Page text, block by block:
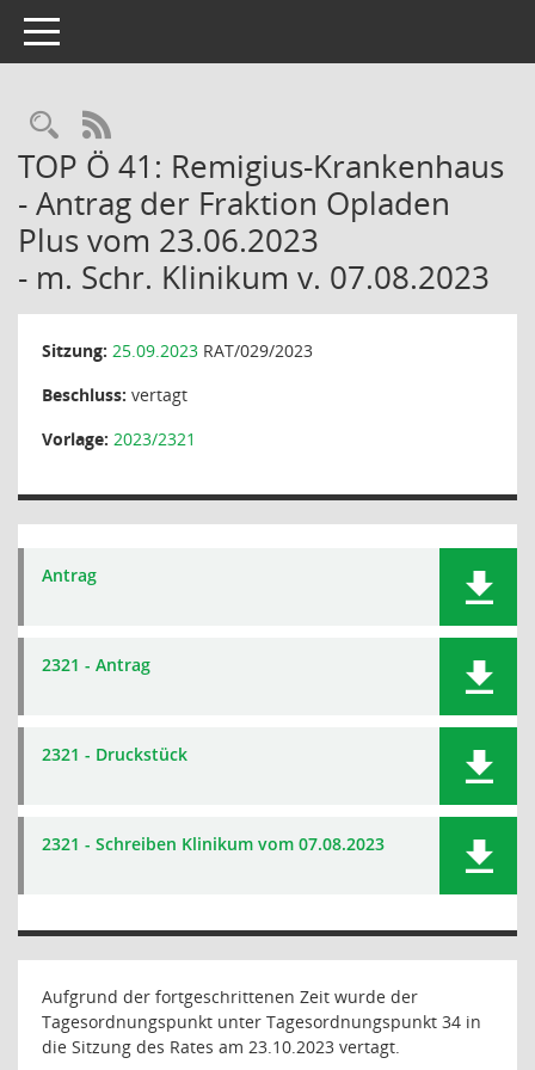
Toggle navigation
Rechercheauswahl
RSS-Feed
TOP Ö 41: Remigius-Krankenhaus
- Antrag der Fraktion Opladen
Plus vom 23.06.2023
- m. Schr. Klinikum v. 07.08.2023
Sitzung: 25.09.2023 RAT/029/2023
Beschluss: vertagt
Vorlage: 2023/2321
Antrag
2321 - Antrag
2321 - Druckstück
2321 - Schreiben Klinikum vom 07.08.2023
Aufgrund der fortgeschrittenen Zeit wurde der
Tagesordnungspunkt unter Tagesordnungspunkt 34 in
die Sitzung des Rates am 23.10.2023 vertagt.